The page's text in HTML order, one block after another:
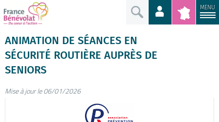
MENU
ANIMATION DE SÉANCES EN
SÉCURITÉ ROUTIÈRE AUPRÈS DE
SENIORS
Mise à jour le 06/01/2026